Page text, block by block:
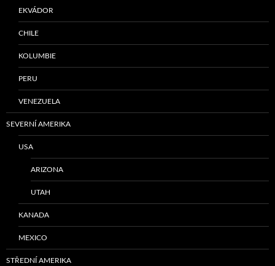
EKVÁDOR
CHILE
KOLUMBIE
PERU
VENEZUELA
SEVERNÍ AMERIKA
USA
ARIZONA
UTAH
KANADA
MEXICO
STŘEDNÍ AMERIKA